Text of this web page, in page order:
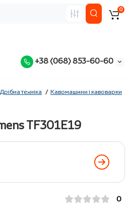
+38 (068) 853-60-60
0
Дрібна техніка Кавомашини і кавоварки
TF301E19
0